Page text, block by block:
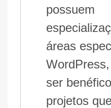
possuem
áreas
ser
projetos